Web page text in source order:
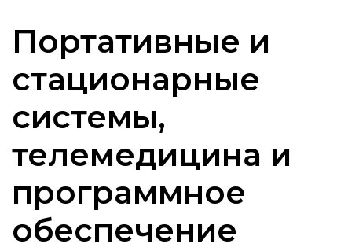
Портативные и
стационарные
системы,
телемедицина и
программное
обеспечение